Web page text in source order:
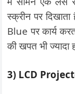
स्क्रीन पर
Blue पर कार्य
की खपत भी ज्यादा
3) LCD